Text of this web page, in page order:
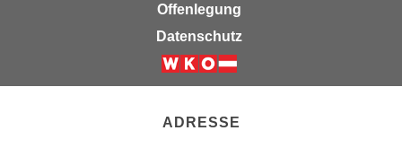
Offenlegung
Datenschutz
ADRESSE